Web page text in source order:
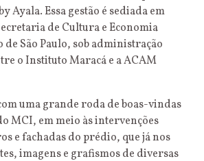
Ayala. Essa gestão é sediada em
de Cultura e Economia
de São Paulo, sob administração
o Instituto Maracá e a ACAM
uma grande roda de boas-vindas
MCI, em meio às intervenções
e fachadas do prédio, que já nos
imagens e grafismos de diversas